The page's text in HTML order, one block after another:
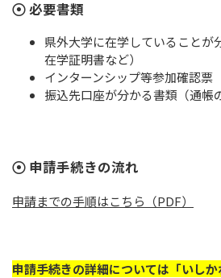
必要書類
県外大学に在学していることが
在学証明書など）
インターンシップ等参加確認
振込先口座が分かる書類（通帳
申請手続きの流れ
申請までの手順はこちら（PDF）
申請手続きの詳細については「いしか